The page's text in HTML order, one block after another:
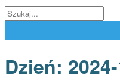
Dzień: